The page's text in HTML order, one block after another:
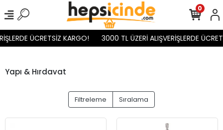
ÜCRETSİZ KARGO! 3000 TL ÜZERİ ALIŞVERİŞLERDE
0
Yapı & Hırdavat
Filtreleme Sıralama